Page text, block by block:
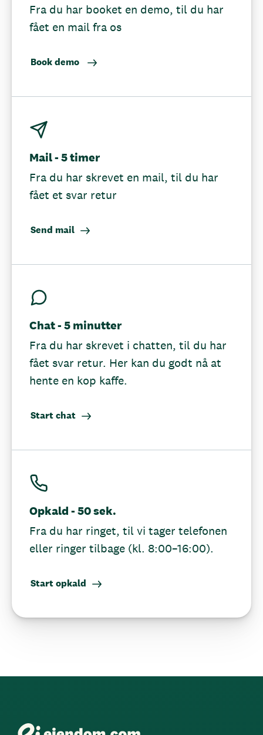
Fra du har booket en demo, til du har
fået en mail fra os
Book demo
Mail - 5 timer
Fra du har skrevet en mail, til du har
fået et svar retur
Send mail
Chat - 5 minutter
Fra du har skrevet i chatten, til du har
fået svar retur. Her kan du godt nå at
hente en kop kaffe.
Start chat
Opkald - 50 sek.
Fra du har ringet, til vi tager telefonen
eller ringer tilbage (kl. 8:00–16:00).
Start opkald